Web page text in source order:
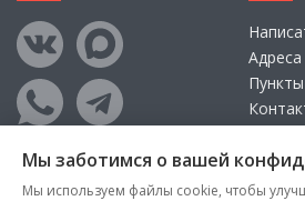
Мы заботимся о вашей
Мы используем файлы cookie, чтобы